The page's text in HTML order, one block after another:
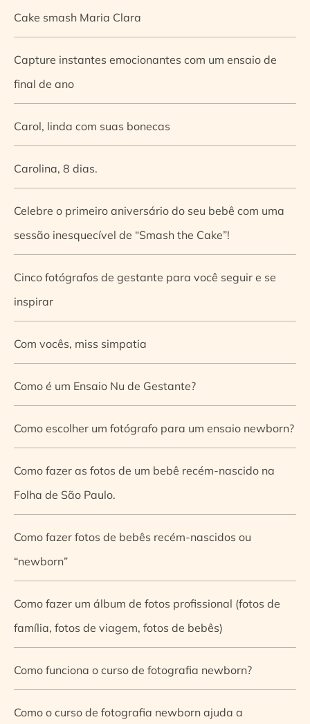
Cake smash Maria Clara
Capture instantes emocionantes com um ensaio de
final de ano
Carol, linda com suas bonecas
Carolina, 8 dias.
Celebre o primeiro aniversário do seu bebê com uma
sessão inesquecível de “Smash the Cake”!
Cinco fotógrafos de gestante para você seguir e se
inspirar
Com vocês, miss simpatia
Como é um Ensaio Nu de Gestante?
Como escolher um fotógrafo para um ensaio newborn?
Como fazer as fotos de um bebê recém-nascido na
Folha de São Paulo.
Como fazer fotos de bebês recém-nascidos ou
“newborn”
Como fazer um álbum de fotos profissional (fotos de
família, fotos de viagem, fotos de bebês)
Como funciona o curso de fotografia newborn?
Como o curso de fotografia newborn ajuda a